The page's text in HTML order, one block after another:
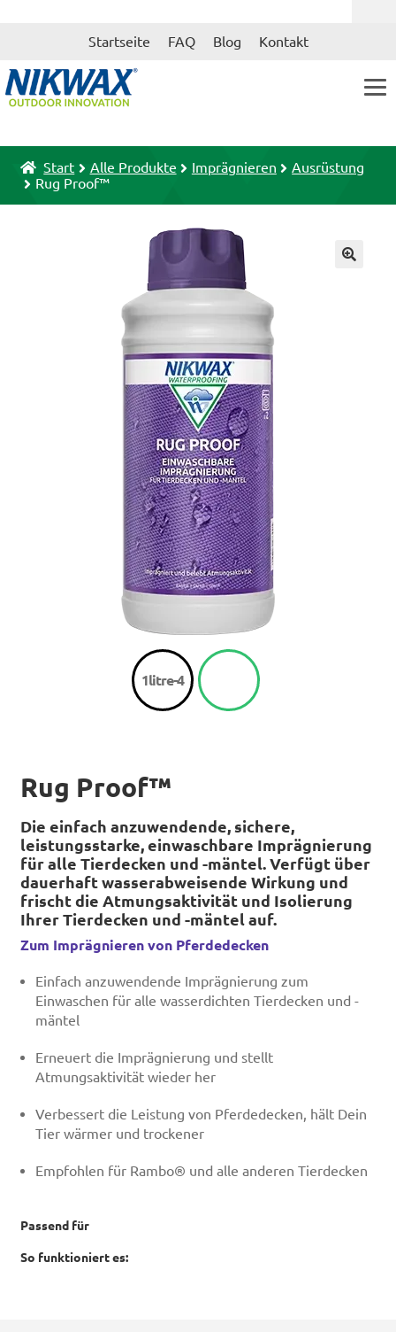
Navigation
Zum
Startseite FAQ Blog Kontakt
Start Alle Produkte Imprägnieren
Ausrüstung
Rug Proof™
1litre-4
Rug Proof™
Die einfach anzuwendende, sichere,
leistungsstarke, einwaschbare Imprägnierung
für alle Tierdecken und -mäntel. Verfügt über
dauerhaft wasserabweisende Wirkung und
frischt die Atmungsaktivität und Isolierung
Ihrer Tierdecken und -mäntel auf.
Zum Imprägnieren von Pferdedecken
Einfach anzuwendende Imprägnierung zum
Einwaschen für alle wasserdichten Tierdecken und -
mäntel
Erneuert die Imprägnierung und stellt
Atmungsaktivität wieder her
Verbessert die Leistung von Pferdedecken, hält Dein
Tier wärmer und trockener
Empfohlen für Rambo® und alle anderen Tierdecken
Passend für
So funktioniert es: